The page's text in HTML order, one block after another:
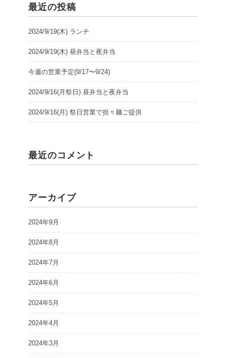
最近の投稿
2024/9/19(木) ランチ
2024/9/19(木) 昼弁当と夜弁当
今週の営業予定(9/17〜9/24)
2024/9/16(月祭日) 昼弁当と夜弁当
2024/9/16(月) 祭日営業で担々麺ご提供
最近のコメント
アーカイブ
2024年9月
2024年8月
2024年7月
2024年6月
2024年5月
2024年4月
2024年3月